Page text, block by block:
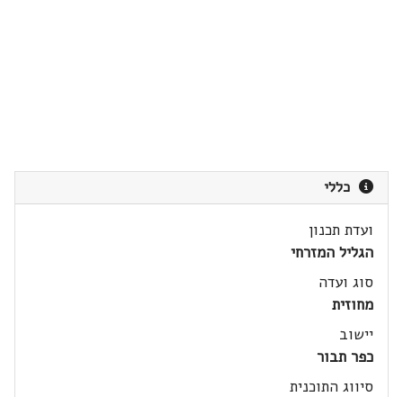
כללי
ועדת תכנון
הגליל המזרחי
סוג ועדה
מחוזית
יישוב
כפר תבור
סיווג התוכנית